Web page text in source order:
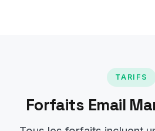
TARIFS
Forfaits Email